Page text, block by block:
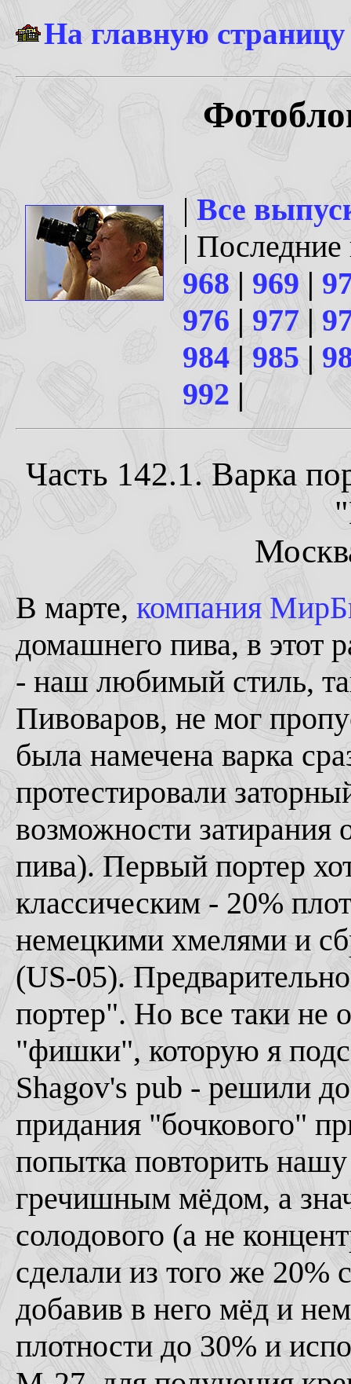
На главную
|Все
|
968| 969|
976 | 977 |
984 | 985|
992 |
Часть 142.1. Варка
В марте,компания
домашнего пива, в этот
- наш любимый стиль,
Пивоваров, не мог
была намечена варка
протестировали
возможности затирания
пива). Первый портер
классическим - 20%
немецкими хмелями и
(US-05).
портер". Но все таки не
"фишки", которую я
Shagov's pub - решили
придания "бочкового"
попытка повторить
гречишным мёдом, а
солодового (а не
сделали из того же 20%
добавив в него мёд и
плотности до 30% и